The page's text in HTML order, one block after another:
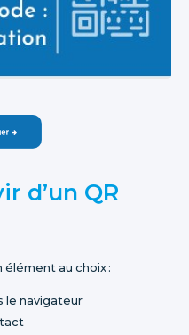
d’un QR
élément au choix :
le navigateur